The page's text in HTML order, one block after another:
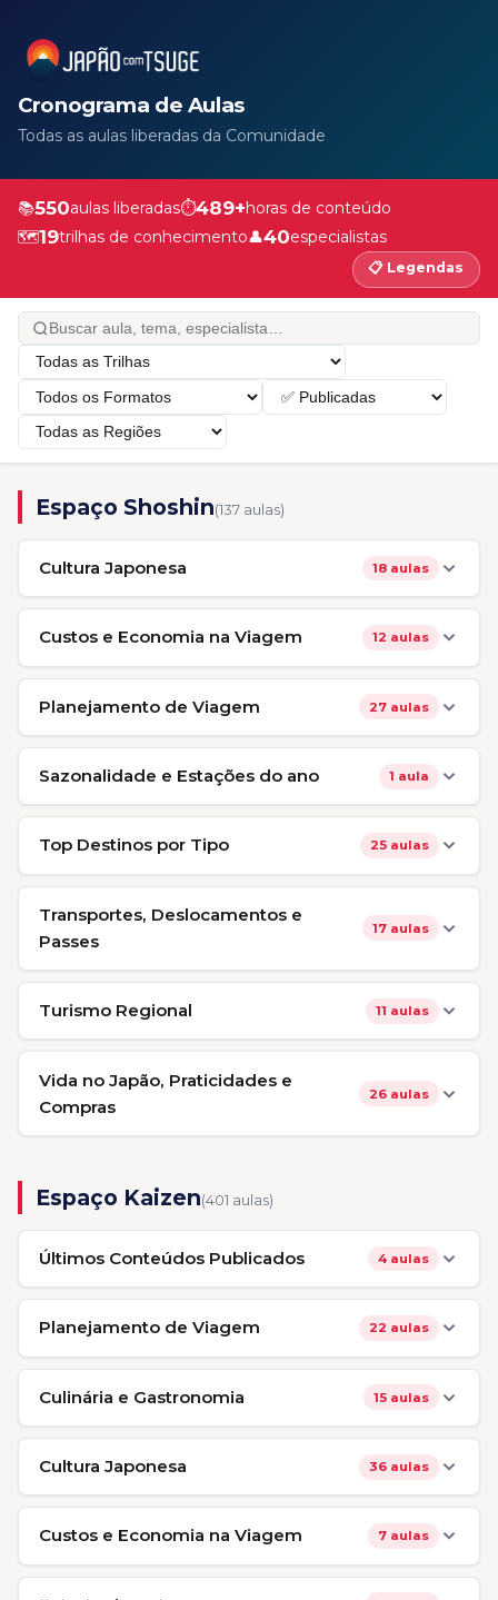
Cronograma de Aulas
Todas as aulas liberadas da Comunidade
📚550aulas liberadas⏱️489+horas de conteúdo
🗺️19trilhas de conhecimento👤40especialistas
📋 Legendas
Espaço Shoshin(137 aulas)
Cultura Japonesa 18 aulas
Custos e Economia na Viagem 12 aulas
Planejamento de Viagem 27 aulas
Sazonalidade e Estações do ano 1 aula
Top Destinos por Tipo 25 aulas
Transportes, Deslocamentos e
Passes
17 aulas
Turismo Regional 11 aulas
Vida no Japão, Praticidades e
Compras
26 aulas
Espaço Kaizen(401 aulas)
Últimos Conteúdos Publicados 4 aulas
Planejamento de Viagem 22 aulas
Culinária e Gastronomia 15 aulas
Cultura Japonesa 36 aulas
Custos e Economia na Viagem 7 aulas